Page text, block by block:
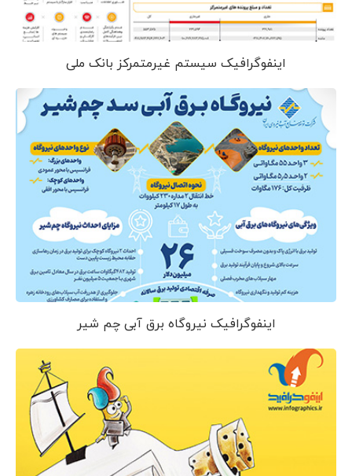
اینفوگرافیک سیستم غیرمتمرکز بانک ملی
اینفوگرافیک نیروگاه برق آبی چم شیر